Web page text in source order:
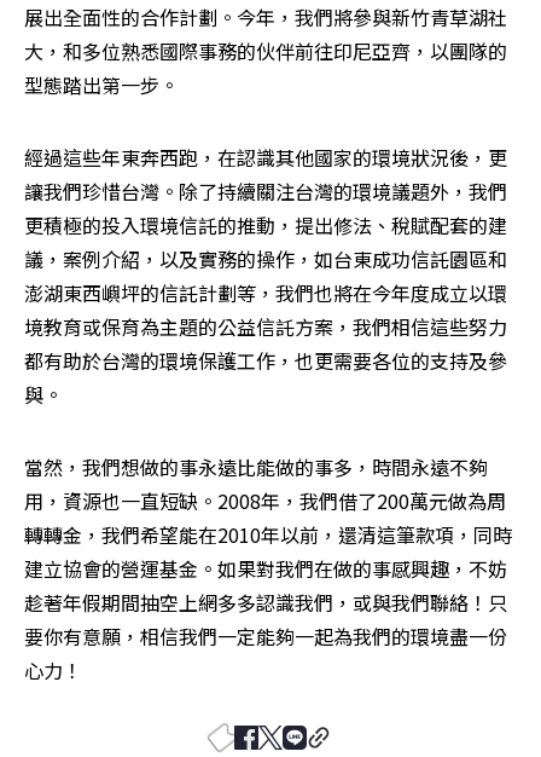
展出全面性的合作計劃。今年，我們將參與新竹青草湖社
大，和多位熟悉國際事務的伙伴前往印尼亞齊，以團隊的
型態踏出第一步。
經過這些年東奔西跑，在認識其他國家的環境狀況後，更
讓我們珍惜台灣。除了持續關注台灣的環境議題外，我們
更積極的投入環境信託的推動，提出修法、稅賦配套的建
議，案例介紹，以及實務的操作，如台東成功信託園區和
澎湖東西嶼坪的信託計劃等，我們也將在今年度成立以環
境教育或保育為主題的公益信託方案，我們相信這些努力
都有助於台灣的環境保護工作，也更需要各位的支持及參
與。
當然，我們想做的事永遠比能做的事多，時間永遠不夠
用，資源也一直短缺。2008年，我們借了200萬元做為周
轉轉金，我們希望能在2010年以前，還清這筆款項，同時
建立協會的營運基金。如果對我們在做的事感興趣，不妨
趁著年假期間抽空上網多多認識我們，或與我們聯絡！只
要你有意願，相信我們一定能夠一起為我們的環境盡一份
心力！